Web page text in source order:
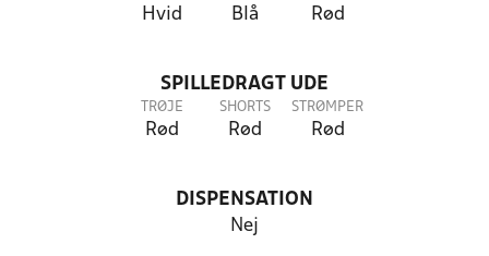
Hvid Blå Rød
SPILLEDRAGT UDE
TRØJE
Rød
SHORTS
Rød
STRØMPER
Rød
DISPENSATION
Nej